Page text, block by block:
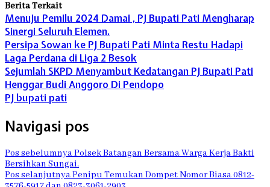
Berita Terkait
Menuju Pemilu 2024 Damai , PJ Bupati Pati Mengharap
Sinergi Seluruh Elemen.
Persipa Sowan ke PJ Bupati Pati Minta Restu Hadapi
Laga Perdana di Liga 2 Besok
Sejumlah SKPD Menyambut Kedatangan PJ Bupati Pati
Henggar Budi Anggoro Di Pendopo
PJ bupati pati
Navigasi pos
Pos sebelumnyaPolsek Batangan Bersama Warga Kerja Bakti
Bersihkan Sungai.
Pos selanjutnyaPenipu Temukan Dompet Nomor Biasa 0812-